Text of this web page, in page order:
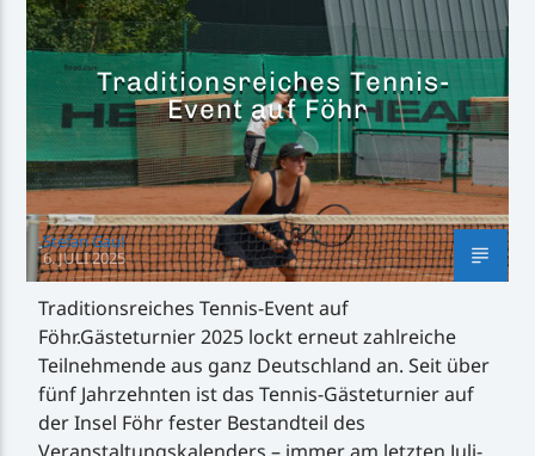
Traditionsreiches Tennis-
Event auf Föhr
Stefan Gaul
6. JULI 2025
Traditionsreiches Tennis-Event auf
Föhr.Gästeturnier 2025 lockt erneut zahlreiche
Teilnehmende aus ganz Deutschland an. Seit über
fünf Jahrzehnten ist das Tennis-Gästeturnier auf
der Insel Föhr fester Bestandteil des